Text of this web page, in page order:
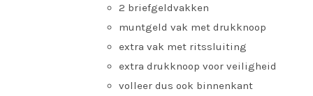
2 briefgeldvakken
muntgeld vak met drukknoop
extra vak met ritssluiting
extra drukknoop voor veiligheid
volleer dus ook binnenkant